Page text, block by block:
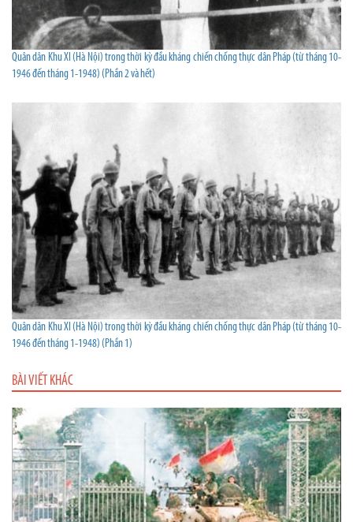
Quân dân Khu XI (Hà Nội) trong thời kỳ đầu kháng chiến chống thực dân Pháp (từ tháng 10-
1946 đến tháng 1-1948) (Phần 2 và hết)
Quân dân Khu XI (Hà Nội) trong thời kỳ đầu kháng chiến chống thực dân Pháp (từ tháng 10-
1946 đến tháng 1-1948) (Phần 1)
BÀI VIẾT KHÁC